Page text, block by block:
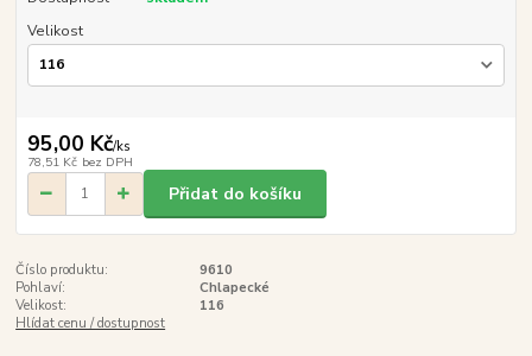
Velikost
95,00 Kč/ks
78,51 Kč bez DPH
Přidat do košíku
Číslo produktu:
9610
Pohlaví:
Chlapecké
Velikost:
116
Hlídat cenu / dostupnost